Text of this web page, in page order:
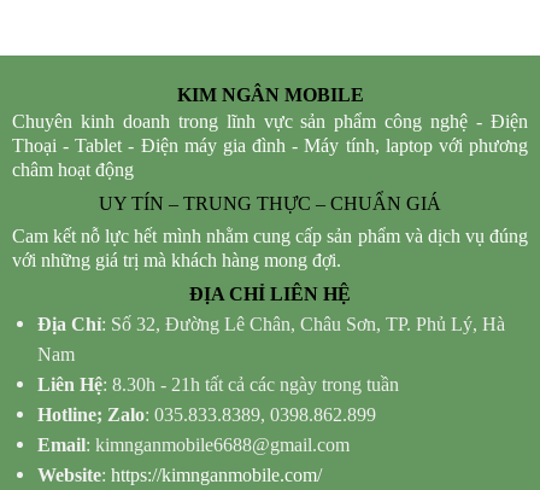
KIM NGÂN MOBILE
Chuyên kinh doanh trong lĩnh vực sản phẩm công nghệ - Điện
Thoại - Tablet - Điện máy gia đình - Máy tính, laptop với phương
châm hoạt động
UY TÍN – TRUNG THỰC – CHUẨN GIÁ
Cam kết nỗ lực hết mình nhằm cung cấp sản phẩm và dịch vụ đúng
với những giá trị mà khách hàng mong đợi.
ĐỊA CHỈ LIÊN HỆ
Địa Chỉ: Số 32, Đường Lê Chân, Châu Sơn, TP. Phủ Lý, Hà
Nam
Liên Hệ: 8.30h - 21h tất cả các ngày trong tuần
Hotline; Zalo: 035.833.8389, 0398.862.899
Email: kimnganmobile6688@gmail.com
Website: https://kimnganmobile.com/